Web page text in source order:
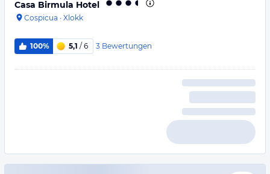
Casa Birmula Hotel
Cospicua · Xlokk
100% 5,1 / 6 3 Bewertungen